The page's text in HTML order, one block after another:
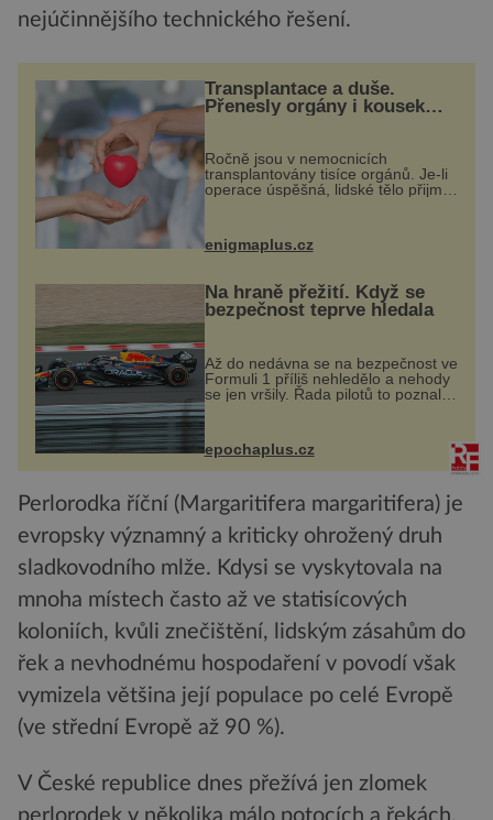
nejúčinnějšího technického řešení.
Transplantace a duše.
Přenesly orgány i kousek
Ročně jsou v nemocnicích
transplantovány tisíce orgánů. Je-li
operace úspěšná, lidské tělo přijme
co když při transplantaci
nepřijímám...
enigmaplus.cz
Na hraně přežití. Když se
bezpečnost teprve hledala
Až do nedávna se na bezpečnost ve
Formuli 1 příliš nehledělo a nehody
se jen vršily. Řada pilotů to poznala
na vlastní kůži, často s trvalými
následky nebo bohužel i ztrátou
života. Dnes nepochopiteln...
epochaplus.cz
Perlorodka říční (Margaritifera margaritifera) je
evropsky významný a kriticky ohrožený druh
sladkovodního mlže. Kdysi se vyskytovala na
mnoha místech často až ve statisícových
koloniích, kvůli znečištění, lidským zásahům do
řek a nevhodnému hospodaření v povodí však
vymizela většina její populace po celé Evropě
(ve střední Evropě až 90 %).
V České republice dnes přežívá jen zlomek